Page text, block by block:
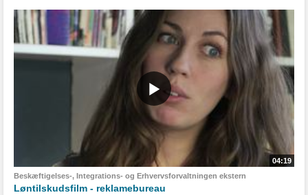
04:19
Beskæftigelses-, Integrations- og Erhvervsforvaltningen ekstern
Løntilskudsfilm - reklamebureau